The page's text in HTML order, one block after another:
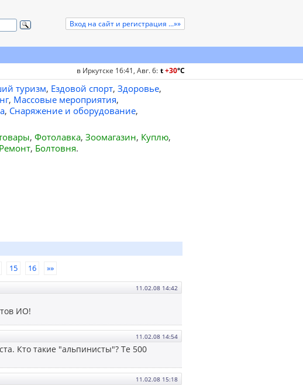
Вход на сайт и регистрация ...»»
в Иркутске 16:41, Авг. 6: t+30°C
туризм, Ездовой спорт, Здоровье,
, Массовые мероприятия,
, Снаряжение и оборудование,
, Фотолавка, Зоомагазин, Куплю,
, Болтовня.
15 16 »»
11.02.08 14:42
ИО!
11.02.08 14:54
Кто такие "альпинисты"? Те 500
11.02.08 15:18